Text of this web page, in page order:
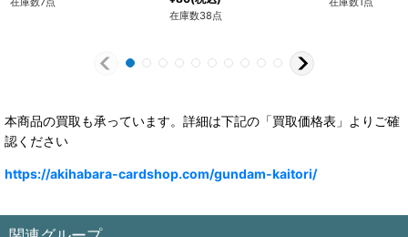
在庫数38点
本商品の買取も承っています。詳細は下記の「買取価格表」よりご確
認ください
https://akihabara-cardshop.com/gundam-kaitori/